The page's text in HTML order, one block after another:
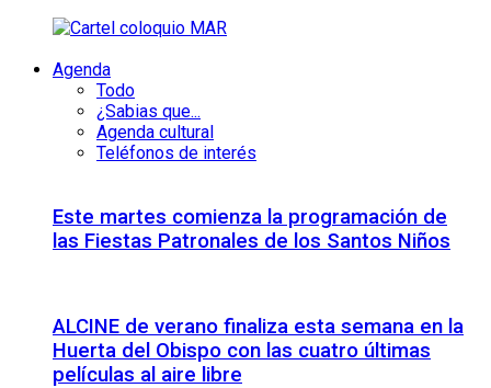
Agenda
Todo
¿Sabias que...
Agenda cultural
Teléfonos de interés
Este martes comienza la programación de
las Fiestas Patronales de los Santos Niños
ALCINE de verano finaliza esta semana en la
Huerta del Obispo con las cuatro últimas
películas al aire libre